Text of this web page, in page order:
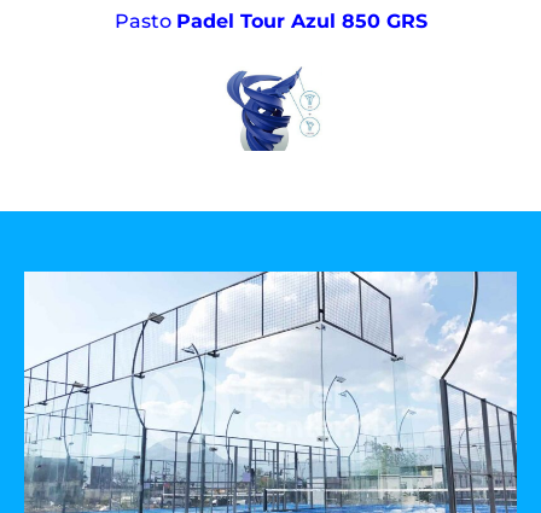
Pasto Padel Tour Azul 850 GRS